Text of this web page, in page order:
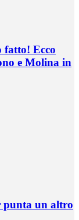
Ecco
e Molina in
punta un altro